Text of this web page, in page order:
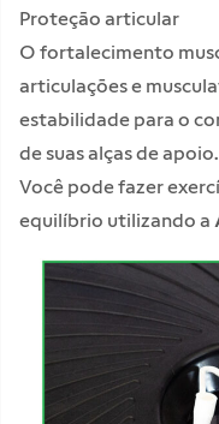
Proteção articular
O fortalecimento
articulações e
estabilidade para o
de suas alças de apoio.
Você pode fazer
equilíbrio utilizando a